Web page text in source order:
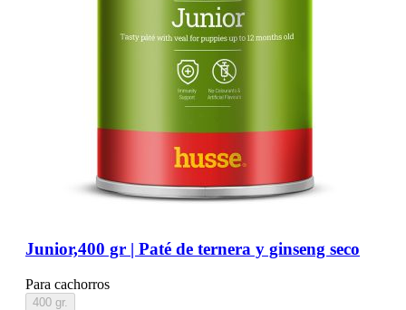
Junior,400 gr | Paté de ternera y ginseng seco
Para cachorros
400 gr.